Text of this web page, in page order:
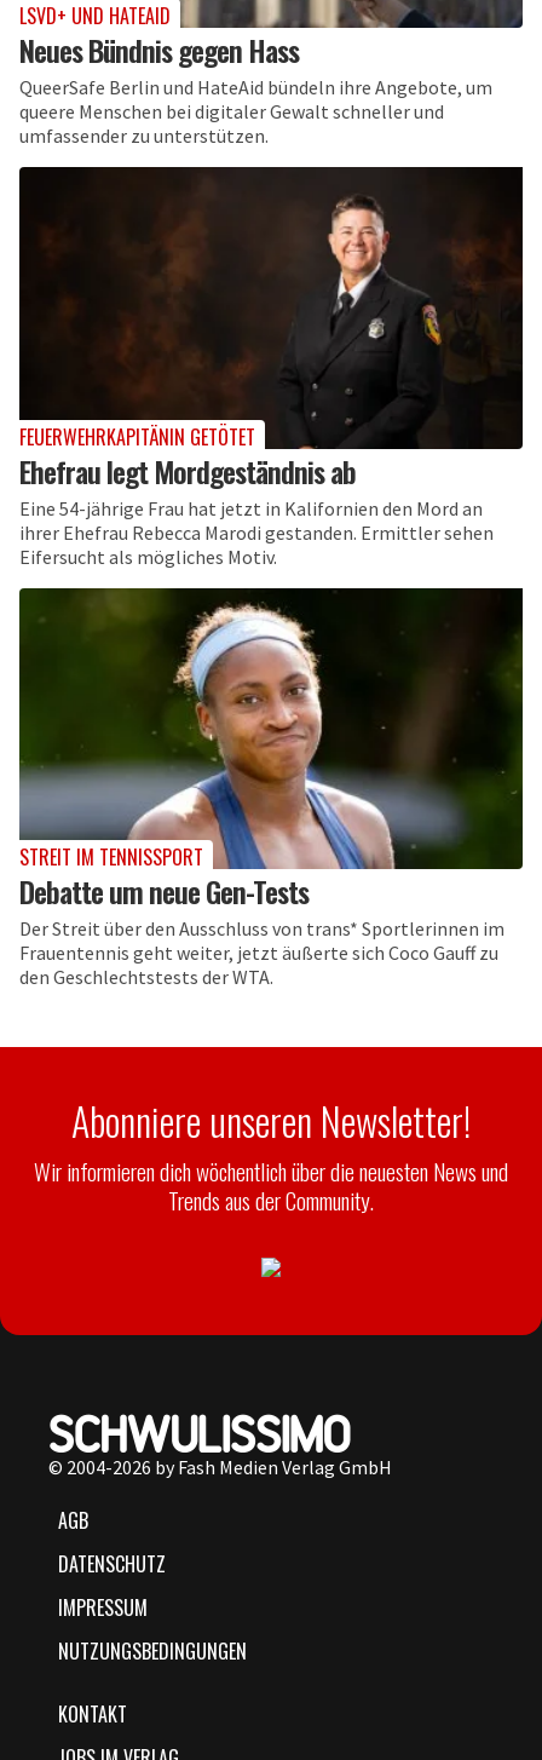
LSVD+ UND HATEAID
Neues Bündnis gegen Hass
QueerSafe Berlin und HateAid bündeln ihre Angebote, um
queere Menschen bei digitaler Gewalt schneller und
umfassender zu unterstützen.
FEUERWEHRKAPITÄNIN GETÖTET
Ehefrau legt Mordgeständnis ab
Eine 54-jährige Frau hat jetzt in Kalifornien den Mord an
ihrer Ehefrau Rebecca Marodi gestanden. Ermittler sehen
Eifersucht als mögliches Motiv.
STREIT IM TENNISSPORT
Debatte um neue Gen-Tests
Der Streit über den Ausschluss von trans* Sportlerinnen im
Frauentennis geht weiter, jetzt äußerte sich Coco Gauff zu
den Geschlechtstests der WTA.
Abonniere unseren Newsletter!
Wir informieren dich wöchentlich über die neuesten News und
Trends aus der Community.
© 2004-2026 by Fash Medien Verlag GmbH
AGB
DATENSCHUTZ
IMPRESSUM
NUTZUNGSBEDINGUNGEN
KONTAKT